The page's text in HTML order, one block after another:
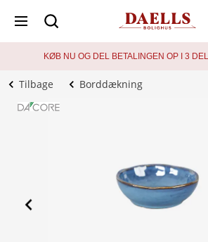
KØB NU OG DEL BETALINGEN OP I 3
Tilbage Borddækning